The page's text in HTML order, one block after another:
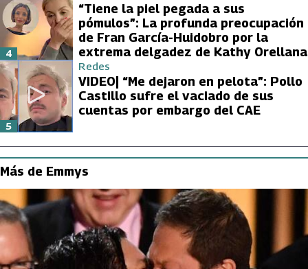
“Tiene la piel pegada a sus
pómulos”: La profunda preocupación
de Fran García-Huidobro por la
extrema delgadez de Kathy Orellana
4
Redes
VIDEO| “Me dejaron en pelota”: Pollo
Castillo sufre el vaciado de sus
cuentas por embargo del CAE
5
Más de Emmys